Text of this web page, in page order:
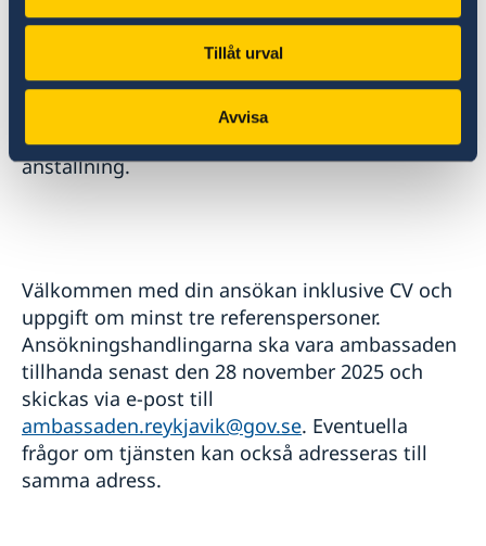
Tillåt urval
Avvisa
Tjänsten är en tillsvidareanställning på heltid
med tre månaders provtjänstgöring.
Säkerhetskontroll/registerkontroll görs inför
anställning.
Välkommen med din ansökan inklusive CV och
uppgift om minst tre referenspersoner.
Ansökningshandlingarna ska vara ambassaden
tillhanda senast den 28 november 2025 och
skickas via e-post till
ambassaden.reykjavik@gov.se. Eventuella
frågor om tjänsten kan också adresseras till
samma adress.